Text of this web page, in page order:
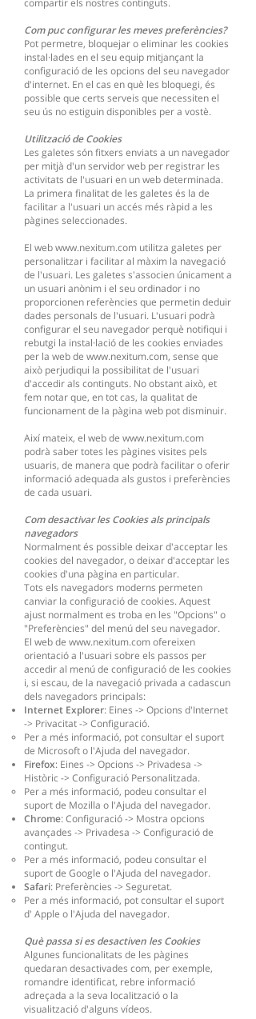
compartir els nostres continguts.
Com puc configurar les meves preferències?
Pot permetre, bloquejar o eliminar les cookies
instal·lades en el seu equip mitjançant la
configuració de les opcions del seu navegador
d'internet. En el cas en què les bloquegi, és
possible que certs serveis que necessiten el
seu ús no estiguin disponibles per a vostè.
Utilització de Cookies
Les galetes són fitxers enviats a un navegador
per mitjà d'un servidor web per registrar les
activitats de l'usuari en un web determinada.
La primera finalitat de les galetes és la de
facilitar a l'usuari un accés més ràpid a les
pàgines seleccionades.
El webwww.nexitum.com utilitza galetes per
personalitzar i facilitar al màxim la navegació
de l'usuari. Les galetes s'associen únicament a
un usuari anònim i el seu ordinador i no
proporcionen referències que permetin deduir
dades personals de l'usuari. L'usuari podrà
configurar el seu navegador perquè notifiqui i
rebutgi la instal·lació de les cookies enviades
per la web de www.nexitum.com, sense que
això perjudiqui la possibilitat de l'usuari
d'accedir als continguts. No obstant això, et
fem notar que, en tot cas, la qualitat de
funcionament de la pàgina web pot disminuir.
Així mateix, el web de www.nexitum.com
podrà saber totes les pàgines visites pels
usuaris, de manera que podrà facilitar o oferir
informació adequada als gustos i preferències
de cada usuari.
Com desactivar les Cookies als principals
navegadors
Normalment és possible deixar d'acceptar les
cookies del navegador, o deixar d'acceptar les
cookies d'una pàgina en particular.
Tots els navegadors moderns permeten
canviar la configuració de cookies. Aquest
ajust normalment es troba en les "Opcions" o
"Preferències" del menú del seu navegador.
El web de www.nexitum.comofereixen
orientació a l'usuari sobre els passos per
accedir al menú de configuració de les cookies
i, si escau, de la navegació privada a cadascun
dels navegadors principals:
Internet Explorer: Eines -> Opcions d'Internet
-> Privacitat -> Configuració.
Per a més informació, pot consultar el suport
de Microsoft o l'Ajuda del navegador.
Firefox: Eines -> Opcions -> Privadesa ->
Històric -> Configuració Personalitzada.
Per a més informació, podeu consultar el
suport de Mozilla o l'Ajuda del navegador.
Chrome: Configuració -> Mostra opcions
avançades -> Privadesa -> Configuració de
contingut.
Per a més informació, podeu consultar el
suport de Google o l'Ajuda del navegador.
Safari: Preferències -> Seguretat.
Per a més informació, pot consultar el suport
d' Apple o l'Ajuda del navegador.
Què passa si es desactiven les Cookies
Algunes funcionalitats de les pàgines
quedaran desactivades com, per exemple,
romandre identificat, rebre informació
adreçada a la seva localització o la
visualització d'alguns vídeos.